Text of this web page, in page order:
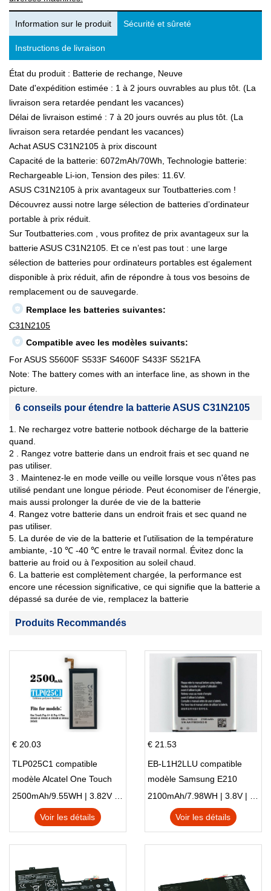
Information sur le produit Sécurité et sûreté
Instructions de livraison
État du produit : Batterie de rechange, Neuve
Date d'expédition estimée : 1 à 2 jours ouvrables au plus tôt. (La
livraison sera retardée pendant les vacances)
Délai de livraison estimé : 7 à 20 jours ouvrés au plus tôt. (La
livraison sera retardée pendant les vacances)
Achat ASUS C31N2105 à prix discount
Capacité de la batterie: 6072mAh/70Wh, Technologie batterie:
Rechargeable Li-ion, Tension des piles: 11.6V.
ASUS C31N2105 à prix avantageux sur Toutbatteries.com !
Découvrez aussi notre large sélection de batteries d’ordinateur
portable à prix réduit.
Sur Toutbatteries.com , vous profitez de prix avantageux sur la
batterie ASUS C31N2105. Et ce n’est pas tout : une large
sélection de batteries pour ordinateurs portables est également
disponible à prix réduit, afin de répondre à tous vos besoins de
remplacement ou de sauvegarde.
Remplace les batteries suivantes:
C31N2105
Compatible avec les modèles suivants:
For ASUS S5600F S533F S4600F S433F S521FA
Note: The battery comes with an interface line, as shown in the
picture.
6 conseils pour étendre la batterie ASUS C31N2105
1. Ne rechargez votre batterie notbook décharge de la batterie
quand.
2 . Rangez votre batterie dans un endroit frais et sec quand ne
pas utiliser.
3 . Maintenez-le en mode veille ou veille lorsque vous n'êtes pas
utilisé pendant une longue période. Peut économiser de l'énergie,
mais aussi prolonger la durée de vie de la batterie
4. Rangez votre batterie dans un endroit frais et sec quand ne
pas utiliser.
5. La durée de vie de la batterie et l'utilisation de la température
ambiante, -10 ℃ -40 ℃ entre le travail normal. Évitez donc la
batterie au froid ou à l'exposition au soleil chaud.
6. La batterie est complètement chargée, la performance est
encore une récession significative, ce qui signifie que la batterie a
dépassé sa durée de vie, remplacez la batterie
Produits Recommandés
€ 20.03
TLP025C1 compatible
modèle Alcatel One Touch
Pop 4 Plus OT-5056D
2500mAh/9.55WH | 3.82V | Li-ion ...
Voir les détails
€ 21.53
EB-L1H2LLU compatible
modèle Samsung E210
E210K i939
2100mAh/7.98WH | 3.8V | Li-ion ...
Voir les détails